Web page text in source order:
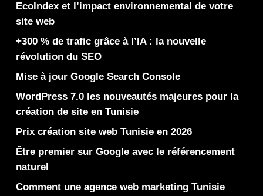
EcoIndex et l’impact environnemental de votre
site web
+300 % de trafic grâce à l’IA : la nouvelle
révolution du SEO
Mise à jour Google Search Console
WordPress 7.0 les nouveautés majeures pour la
création de site en Tunisie
Prix création site web Tunisie en 2026
Être premier sur Google avec le référencement
naturel
Comment une agence web marketing Tunisie